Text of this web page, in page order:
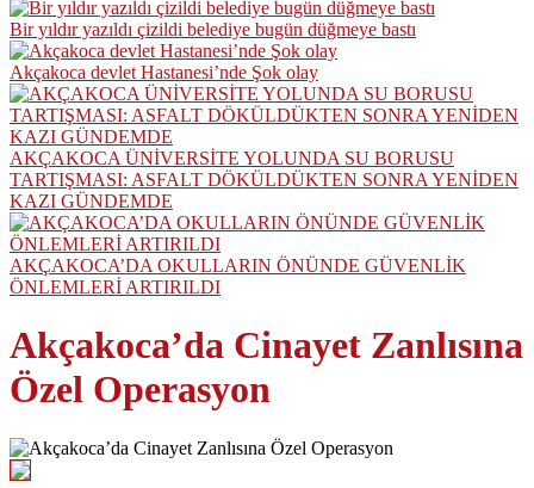
Bir yıldır yazıldı çizildi belediye bugün düğmeye bastı
Akçakoca devlet Hastanesi’nde Şok olay
AKÇAKOCA ÜNİVERSİTE YOLUNDA SU BORUSU
TARTIŞMASI: ASFALT DÖKÜLDÜKTEN SONRA YENİDEN
KAZI GÜNDEMDE
AKÇAKOCA’DA OKULLARIN ÖNÜNDE GÜVENLİK
ÖNLEMLERİ ARTIRILDI
Akçakoca’da Cinayet Zanlısına
Özel Operasyon